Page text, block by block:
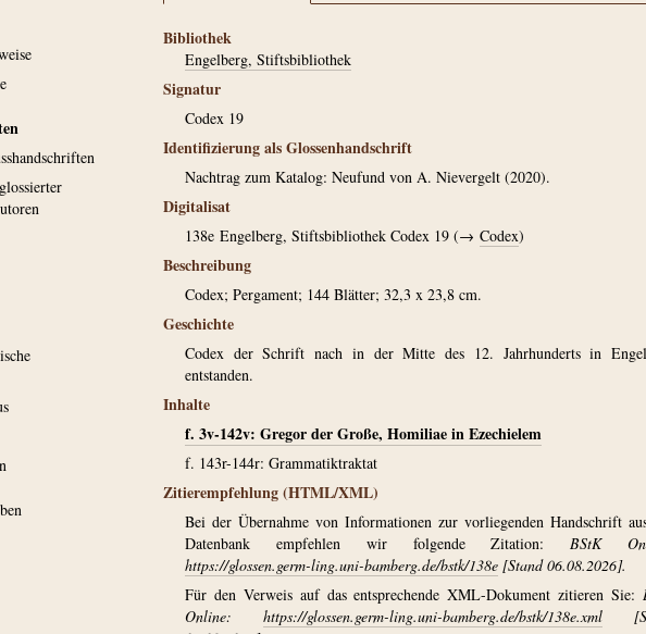
Bibliothek
Engelberg, Stiftsbibliothek
Signatur
Codex 19
Identifizierung als Glossenhandschrift
Nachtrag zum Katalog: Neufund von A. Nievergelt (2020).
Digitalisat
138e Engelberg, Stiftsbibliothek Codex 19 (→ Codex)
Beschreibung
Codex; Pergament; 144 Blätter; 32,3 x 23,8 cm.
Geschichte
Codex der Schrift nach in der Mitte des 12. Jahrhunderts in
entstanden.
Inhalte
f. 3v-142v: Gregor der Große, Homiliae in Ezechielem
f. 143r-144r: Grammatiktraktat
Zitierempfehlung (HTML/XML)
Bei der Übernahme von Informationen zur vorliegenden Handschrift
Datenbank empfehlen wir folgende Zitation:BStK
https://glossen.germ-ling.uni-bamberg.de/bstk/138e [Stand 06.08.2026].
Für den Verweis auf das entsprechende XML-Dokument zitieren Sie:
Online: https://glossen.germ-ling.uni-bamberg.de/bstk/138e.xml